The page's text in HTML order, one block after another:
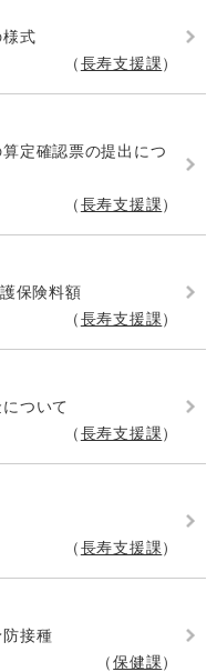
式
長寿支援課
定確認票の提出につ
長寿支援課
保険料額
長寿支援課
ついて
長寿支援課
長寿支援課
接種
保健課